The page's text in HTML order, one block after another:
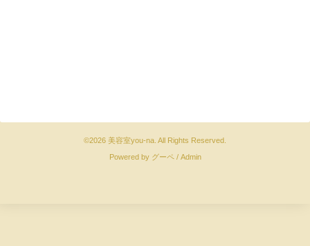
©2026 美容室you-na . All Rights Reserved.
Powered by グーペ/ Admin